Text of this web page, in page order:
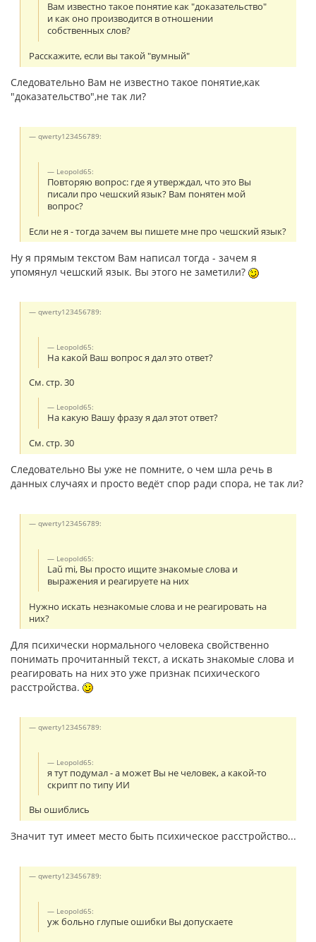
Вам известно такое понятие как "доказательство"
и как оно производится в отношении
собственных слов?
Расскажите, если вы такой "вумный"
Следовательно Вам не известно такое понятие,как
"доказательство",не так ли?
qwerty123456789:
Leopold65:
Повторяю вопрос: где я утверждал, что это Вы
писали про чешский язык? Вам понятен мой
вопрос?
Если не я - тогда зачем вы пишете мне про чешский язык?
Ну я прямым текстом Вам написал тогда - зачем я
упомянул чешский язык. Вы этого не заметили?
qwerty123456789:
Leopold65:
На какой Ваш вопрос я дал это ответ?
См. стр. 30
Leopold65:
На какую Вашу фразу я дал этот ответ?
См. стр. 30
Следовательно Вы уже не помните, о чем шла речь в
данных случаях и просто ведёт спор ради спора, не так ли?
qwerty123456789:
Leopold65:
Laŭ mi, Вы просто ищите знакомые слова и
выражения и реагируете на них
Нужно искать незнакомые слова и не реагировать на
них?
Для психически нормального человека свойственно
понимать прочитанный текст, а искать знакомые слова и
реагировать на них это уже признак психического
расстройства.
qwerty123456789:
Leopold65:
я тут подумал - а может Вы не человек, а какой-то
скрипт по типу ИИ
Вы ошиблись
Значит тут имеет место быть психическое расстройство...
qwerty123456789:
Leopold65:
уж больно глупые ошибки Вы допускаете